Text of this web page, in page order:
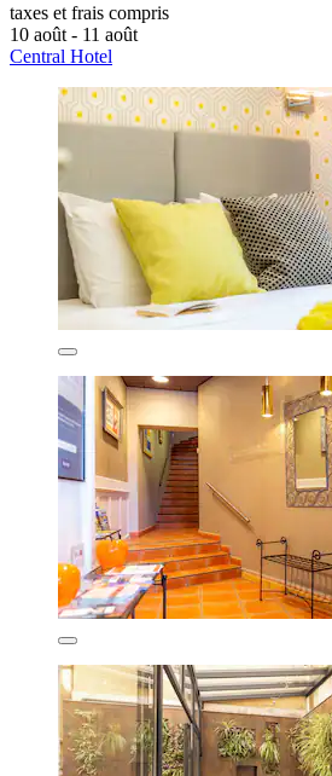
taxes et frais compris
10 août - 11 août
Central Hotel